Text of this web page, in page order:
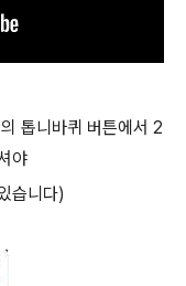
톱니바퀴 버튼에서 2
야
습니다)